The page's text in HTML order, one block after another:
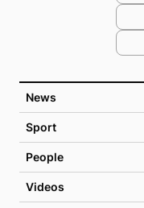
News
Sport
People
Videos